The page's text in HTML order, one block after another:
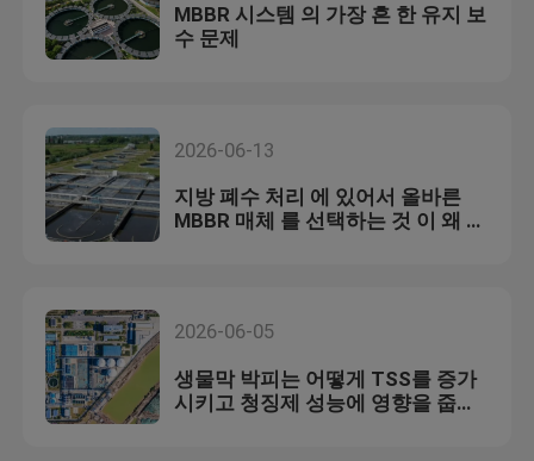
MBBR 시스템 의 가장 흔 한 유지 보
수 문제
2026-06-13
지방 폐수 처리 에 있어서 올바른
MBBR 매체 를 선택하는 것 이 왜 그
2026-06-05
생물막 박피는 어떻게 TSS를 증가
시키고 청징제 성능에 영향을 줍니